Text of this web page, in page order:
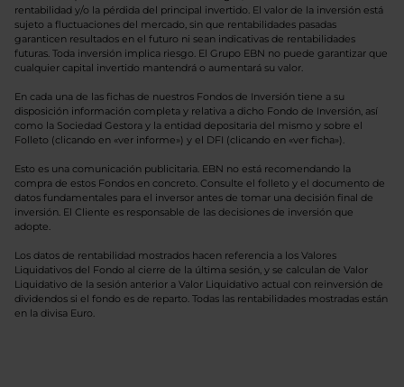
rentabilidad y/o la pérdida del principal invertido. El valor de la inversión está
sujeto a fluctuaciones del mercado, sin que rentabilidades pasadas
garanticen resultados en el futuro ni sean indicativas de rentabilidades
futuras. Toda inversión implica riesgo. El Grupo EBN no puede garantizar que
cualquier capital invertido mantendrá o aumentará su valor.
En cada una de las fichas de nuestros Fondos de Inversión tiene a su
disposición información completa y relativa a dicho Fondo de Inversión, así
como la Sociedad Gestora y la entidad depositaria del mismo y sobre el
Folleto (clicando en «ver informe») y el DFI (clicando en «ver ficha»).
Esto es una comunicación publicitaria. EBN no está recomendando la
compra de estos Fondos en concreto. Consulte el folleto y el documento de
datos fundamentales para el inversor antes de tomar una decisión final de
inversión. El Cliente es responsable de las decisiones de inversión que
adopte.
Los datos de rentabilidad mostrados hacen referencia a los Valores
Liquidativos del Fondo al cierre de la última sesión, y se calculan de Valor
Liquidativo de la sesión anterior a Valor Liquidativo actual con reinversión de
dividendos si el fondo es de reparto. Todas las rentabilidades mostradas están
en la divisa Euro.